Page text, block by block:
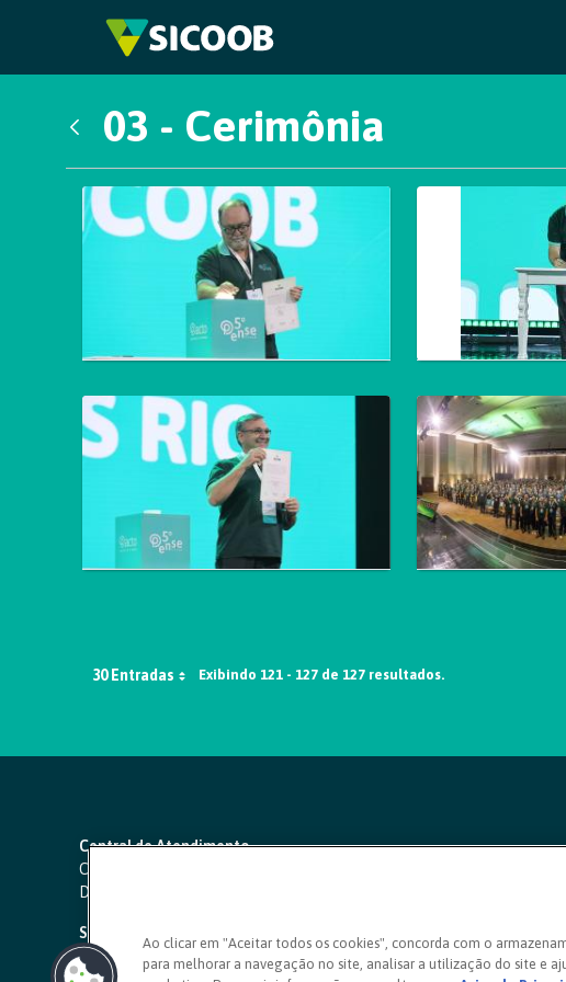
Pular para o Conteúdo principal
03 - Cerimônia
Galeria de Mídias
30 Entradas Exibindo 121 - 127 de 127 resultados.
Central de Atendimento
Capitais e regiões metropolitanas:
Demais localidades:
SAC 24 horas
Ouvidoria
Ao clicar em "Aceitar todos os cookies", concorda com o
para melhorar a navegação no site, analisar a utilização do site e